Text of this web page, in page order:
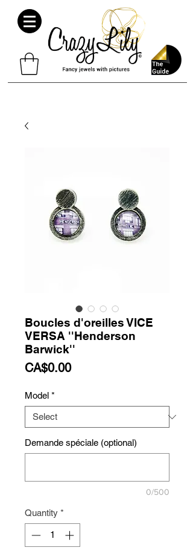
Boucles d'oreilles VICE
VERSA ''Henderson
Barwick''
CA$0.00Price
Model *
Demande spéciale (optional)
0/500
Quantity *